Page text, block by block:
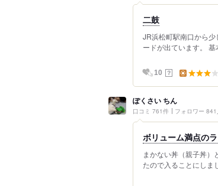
二鼓
JR浜松町駅南口から
ードが出ています。
10 ？
ぽくさい ちん
口コミ 761件 フォロワー 841
ボリューム満点の
まかない丼（親子丼）
たので入ることにしま